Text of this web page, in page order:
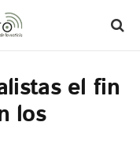
el fin
los